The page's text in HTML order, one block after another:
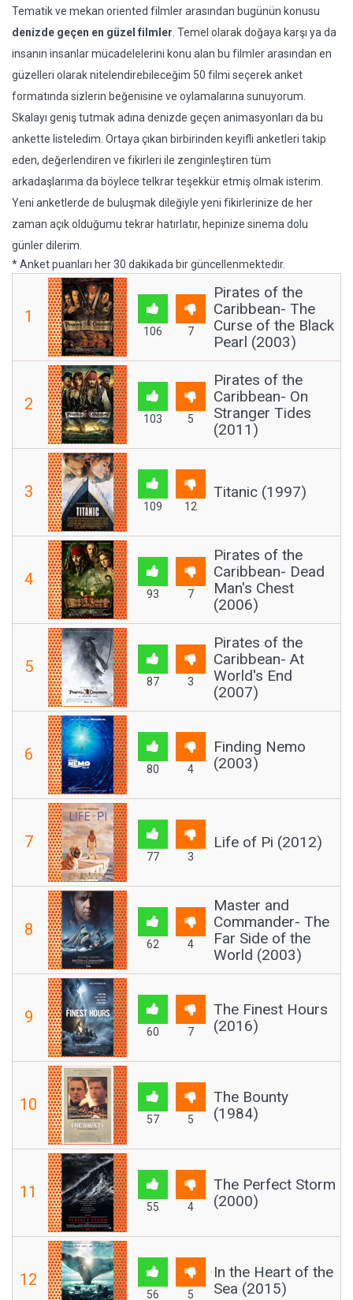
Tematik ve mekan oriented filmler arasından bugünün konusu
denizde geçen en güzel filmler . Temel olarak doğaya karşı ya da
insanın insanlar mücadelelerini konu alan bu filmler arasından en
güzelleri olarak nitelendirebileceğim 50 filmi seçerek anket
formatında sizlerin beğenisine ve oylamalarına sunuyorum.
Skalayı geniş tutmak adına denizde geçen animasyonları da bu
ankette listeledim. Ortaya çıkan birbirinden keyifli anketleri takip
eden, değerlendiren ve fikirleri ile zenginleştiren tüm
arkadaşlarıma da böylece telkrar teşekkür etmiş olmak isterim.
Yeni anketlerde de buluşmak dileğiyle yeni fikirlerinize de her
zaman açık olduğumu tekrar hatırlatır, hepinize sinema dolu
günler dilerim.
* Anket puanları her 30 dakikada bir güncellenmektedir.
1
106 7
Pirates of the
Caribbean- The
Curse of the Black
Pearl (2003)
2
103 5
Pirates of the
Caribbean- On
Stranger Tides
(2011)
3
109 12
Titanic (1997)
4
93 7
Pirates of the
Caribbean- Dead
Man's Chest
(2006)
5
87 3
Pirates of the
Caribbean- At
World's End
(2007)
6
80 4
Finding Nemo
(2003)
7
77 3
Life of Pi (2012)
8
62 4
Master and
Commander- The
Far Side of the
World (2003)
9
60 7
The Finest Hours
(2016)
10
57 5
The Bounty
(1984)
11
55 4
The Perfect Storm
(2000)
12
56 5
In the Heart of the
Sea (2015)